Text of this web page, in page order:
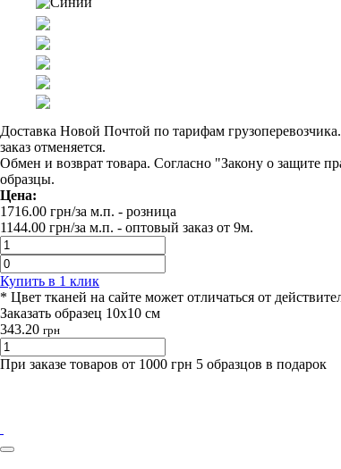
Доставка Новой Почтой по тарифам
заказ отменяется.
Обмен и возврат товара. Согласно "Закону о защите
образцы.
Цена:
1716.00 грн/за м.п. - розница
1144.00 грн/за м.п. - оптовый заказ от 9м.
Купить в 1 клик
* Цвет тканей на сайте может отличаться от
Заказать образец 10х10 см
343.20 грн
При заказе товаров от 1000 грн 5 образцов в подарок